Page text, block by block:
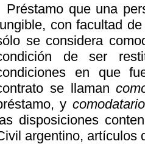
Préstamo que una
con facultad
se considera
de ser
en que
se llaman
y
disposiciones
argentino, artículos